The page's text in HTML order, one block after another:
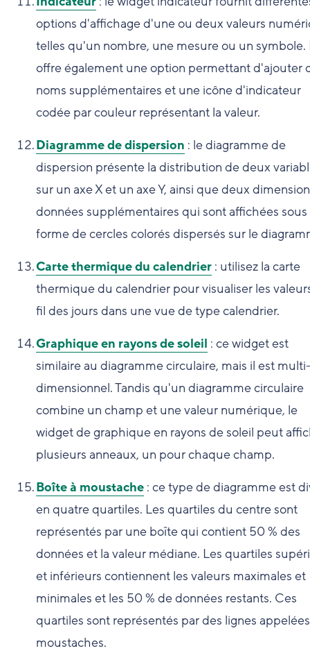
options d'affichage d'une ou deux valeurs
telles qu'un nombre, une mesure ou un symbole.
offre également une option permettant d'ajouter
noms supplémentaires et une icône d'indicateur
codée par couleur représentant la valeur.
Diagramme de dispersion : le diagramme de
dispersion présente la distribution de deux
sur un axe X et un axe Y, ainsi que deux
données supplémentaires qui sont affichées sous
forme de cercles colorés dispersés sur le
Carte thermique du calendrier : utilisez la carte
thermique du calendrier pour visualiser les
fil des jours dans une vue de type calendrier.
Graphique en rayons de soleil : ce widget est
similaire au diagramme circulaire, mais il est multi-
dimensionnel. Tandis qu'un diagramme circulaire
combine un champ et une valeur numérique, le
widget de graphique en rayons de soleil peut
plusieurs anneaux, un pour chaque champ.
Boîte à moustache : ce type de diagramme est
en quatre quartiles. Les quartiles du centre sont
représentés par une boîte qui contient 50 % des
données et la valeur médiane. Les quartiles
et inférieurs contiennent les valeurs maximales et
minimales et les 50 % de données restants. Ces
quartiles sont représentés par des lignes appelées
moustaches.